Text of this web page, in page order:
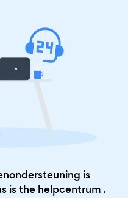
is
is the helpcentrum .